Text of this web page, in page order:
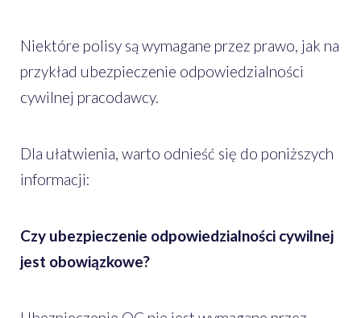
Niektóre polisy są wymagane przez prawo, jak na
przykład ubezpieczenie odpowiedzialności
cywilnej pracodawcy.
Dla ułatwienia, warto odnieść się do poniższych
informacji:
Czy ubezpieczenie odpowiedzialności cywilnej
jest obowiązkowe?